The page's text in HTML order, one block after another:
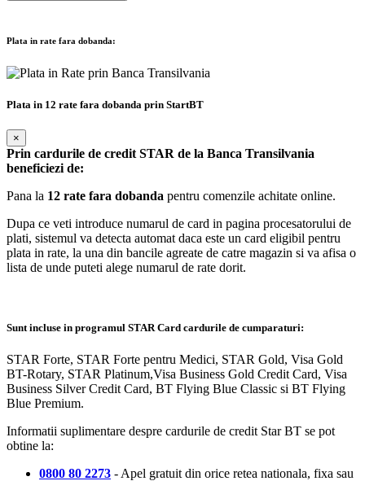
Plata in rate fara dobanda:
Plata in 12 rate fara dobanda prin StartBT
×
Prin cardurile de credit STAR de la Banca Transilvania
beneficiezi de:
Pana la 12 rate fara dobanda pentru comenzile achitate online.
Dupa ce veti introduce numarul de card in pagina procesatorului de
plati, sistemul va detecta automat daca este un card eligibil pentru
plata in rate, la una din bancile agreate de catre magazin si va afisa o
lista de unde puteti alege numarul de rate dorit.
Sunt incluse in programul STAR Card cardurile de cumparaturi:
STAR Forte, STAR Forte pentru Medici, STAR Gold, Visa Gold
BT-Rotary, STAR Platinum,Visa Business Gold Credit Card, Visa
Business Silver Credit Card, BT Flying Blue Classic si BT Flying
Blue Premium.
Informatii suplimentare despre cardurile de credit Star BT se pot
obtine la:
0800 80 2273 - Apel gratuit din orice retea nationala, fixa sau